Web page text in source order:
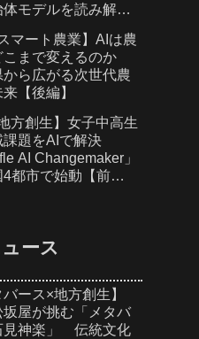
モデルを読み解く
マート農業】AIは農
こまで変えるのか
から広がる次世代農
【後編】
方創生】女子中高生
課題をAIで解決
AI Changemaker」
4都市で始動【前
ース
バース×地方創生】
坂屋が挑む「メタバ
見神楽」 伝統文化